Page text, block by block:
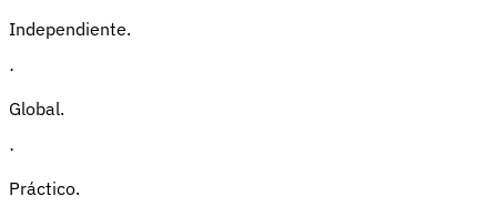
Independiente.
·
Global.
·
Práctico.